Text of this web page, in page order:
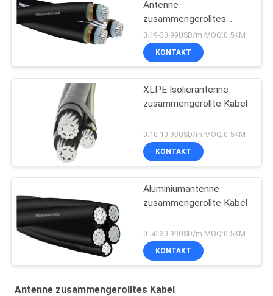
Antenne
zusammengerolltes
Kabel
0.19-30.99USD/m MOQ:0.5KM
KONTAKT
XLPE Isolierantenne
zusammengerollte Kabel
0.10-10.99USD/m MOQ:0.5KM
KONTAKT
Aluminiumantenne
zusammengerollte Kabel
0.50-30.99USD/m MOQ:0.5KM
KONTAKT
Antenne zusammengerolltes Kabel